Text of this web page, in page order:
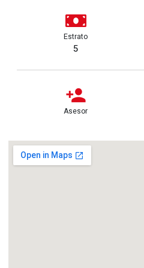
Estrato
5
Asesor